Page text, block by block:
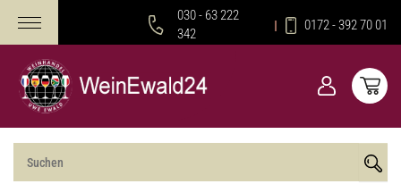
030 - 63 222
342
0172 - 392 70 01